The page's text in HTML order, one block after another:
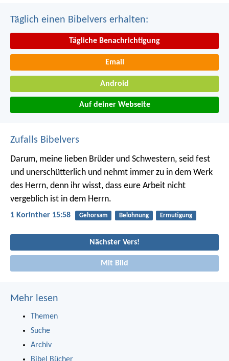
Täglich einen Bibelvers erhalten:
Tägliche Benachrichtigung
Email
Android
Auf deiner Webseite
Zufalls Bibelvers
Darum, meine lieben Brüder und Schwestern, seid fest
und unerschütterlich und nehmt immer zu in dem Werk
des Herrn, denn ihr wisst, dass eure Arbeit nicht
vergeblich ist in dem Herrn.
1 Korinther 15:58 Gehorsam Belohnung Ermutigung
Nächster Vers!
Mit Bild
Mehr lesen
Themen
Suche
Archiv